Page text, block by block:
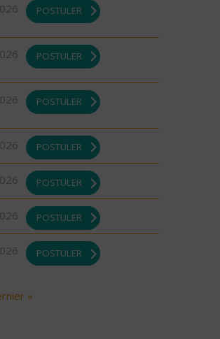
POSTULER
POSTULER
POSTULER
POSTULER
POSTULER
POSTULER
POSTULER
»